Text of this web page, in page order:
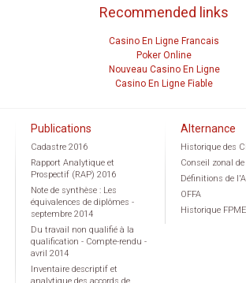
Recommended links
Casino En Ligne Francais
Poker Online
Nouveau Casino En Ligne
Casino En Ligne Fiable
Publications
Cadastre 2016
Rapport Analytique et
Prospectif (RAP) 2016
Note de synthèse : Les
équivalences de diplômes -
septembre 2014
Du travail non qualifié à la
qualification - Compte-rendu -
avril 2014
Inventaire descriptif et
analytique des accords de
Alternance
Historique des
Conseil zonal
Définitions de
OFFA
Historique FPME